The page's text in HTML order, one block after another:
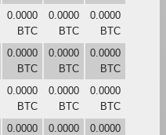
0.0000
BTC
0.0000
BTC
0.0000
BTC
0.0000
BTC
0.0000
BTC
0.0000
BTC
0.0000
BTC
0.0000
BTC
0.0000
BTC
0.0000
0.0000
0.0000